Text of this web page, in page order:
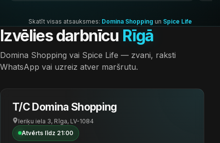
Skatīt visas atsauksmes: Domina Shopping un Spice Life
Izvēlies darbnīcu Rīgā
Domina Shopping vai Spice Life — zvani, raksti
WhatsApp vai uzreiz atver maršrutu.
T/C Domina Shopping
Ieriķu iela 3, Rīga, LV-1084
Atvērts līdz 21:00